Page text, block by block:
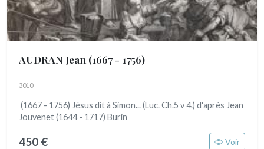
AUDRAN Jean (1667 - 1756)
3010
(1667 - 1756) Jésus dit à Simon... (Luc. Ch.5 v 4.) d'après Jean
Jouvenet (1644 - 1717) Burin
450 € Voir